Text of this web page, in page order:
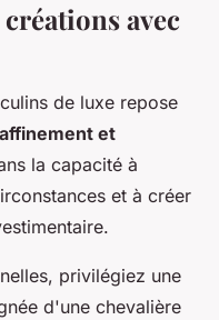
avec
de luxe repose
et
la capacité à
et à créer
privilégiez une
d'une chevalière